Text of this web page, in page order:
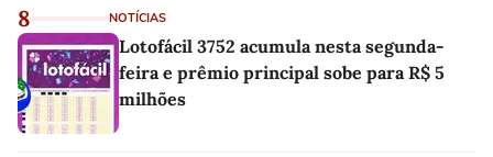
8 NOTÍCIAS
Lotofácil 3752 acumula nesta segunda-
feira e prêmio principal sobe para R$ 5
milhões